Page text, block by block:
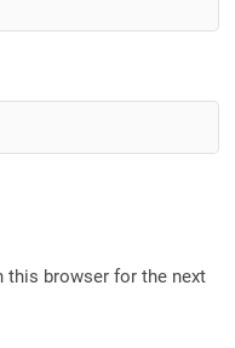
this browser for the next